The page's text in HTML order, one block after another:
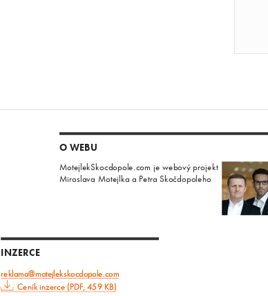
O WEBU
MotejlekSkocdopole.com je webový projekt
Miroslava Motejlka a Petra Skočdopoleho
INZERCE
reklama@motejlekskocdopole.com
Ceník inzerce (PDF, 459 KB)